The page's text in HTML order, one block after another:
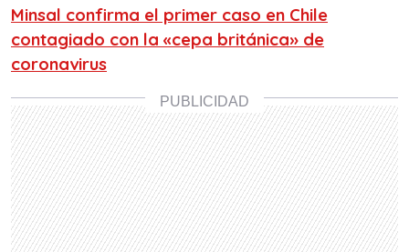
Minsal confirma el primer caso en Chile
contagiado con la «cepa británica» de
coronavirus